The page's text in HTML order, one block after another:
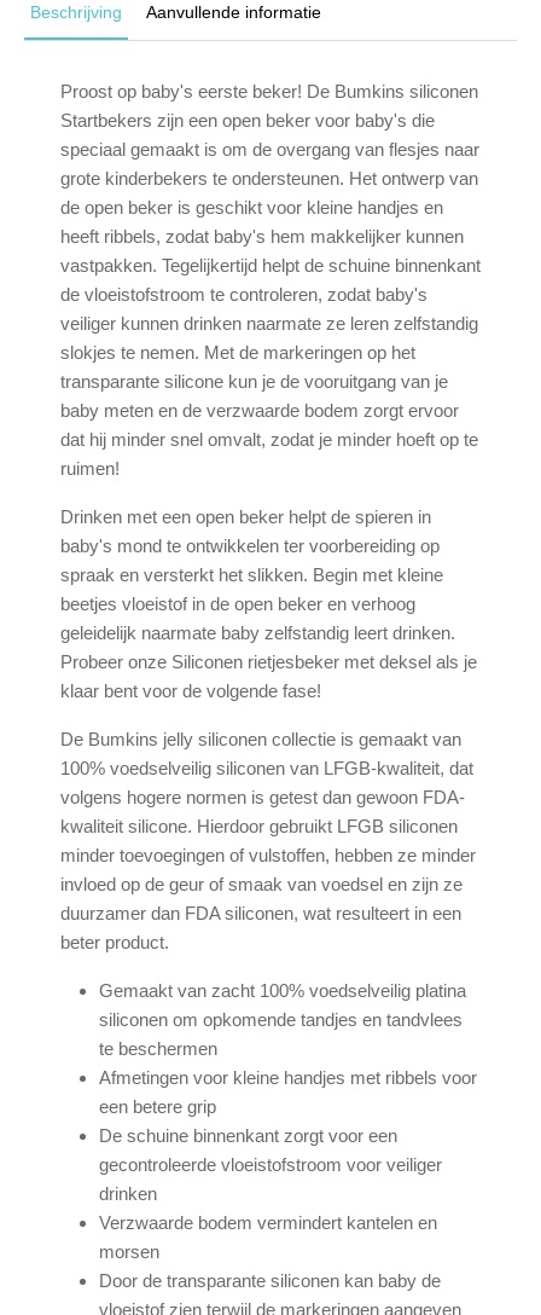
Beschrijving Aanvullende informatie
Proost op baby's eerste beker! De Bumkins siliconen
Startbekers zijn een open beker voor baby's die
speciaal gemaakt is om de overgang van flesjes naar
grote kinderbekers te ondersteunen. Het ontwerp van
de open beker is geschikt voor kleine handjes en
heeft ribbels, zodat baby's hem makkelijker kunnen
vastpakken. Tegelijkertijd helpt de schuine binnenkant
de vloeistofstroom te controleren, zodat baby's
veiliger kunnen drinken naarmate ze leren zelfstandig
slokjes te nemen. Met de markeringen op het
transparante silicone kun je de vooruitgang van je
baby meten en de verzwaarde bodem zorgt ervoor
dat hij minder snel omvalt, zodat je minder hoeft op te
ruimen!
Drinken met een open beker helpt de spieren in
baby's mond te ontwikkelen ter voorbereiding op
spraak en versterkt het slikken. Begin met kleine
beetjes vloeistof in de open beker en verhoog
geleidelijk naarmate baby zelfstandig leert drinken.
Probeer onze Siliconen rietjesbeker met deksel als je
klaar bent voor de volgende fase!
De Bumkins jelly siliconen collectie is gemaakt van
100% voedselveilig siliconen van LFGB-kwaliteit, dat
volgens hogere normen is getest dan gewoon FDA-
kwaliteit silicone. Hierdoor gebruikt LFGB siliconen
minder toevoegingen of vulstoffen, hebben ze minder
invloed op de geur of smaak van voedsel en zijn ze
duurzamer dan FDA siliconen, wat resulteert in een
beter product.
Gemaakt van zacht 100% voedselveilig platina
siliconen om opkomende tandjes en tandvlees
te beschermen
Afmetingen voor kleine handjes met ribbels voor
een betere grip
De schuine binnenkant zorgt voor een
gecontroleerde vloeistofstroom voor veiliger
drinken
Verzwaarde bodem vermindert kantelen en
morsen
Door de transparante siliconen kan baby de
vloeistof zien terwijl de markeringen aangeven